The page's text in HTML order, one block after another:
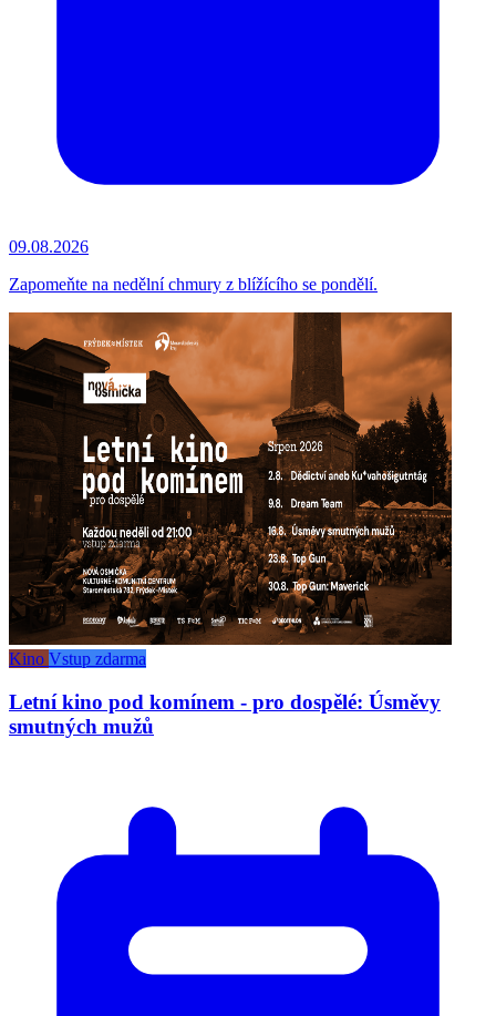
09.08.2026
Zapomeňte na nedělní chmury z blížícího se pondělí.
Kino Vstup zdarma
Letní kino pod komínem - pro dospělé: Úsměvy
smutných mužů